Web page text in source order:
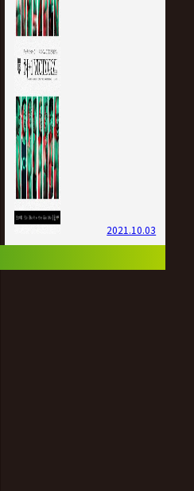
2021.10.03